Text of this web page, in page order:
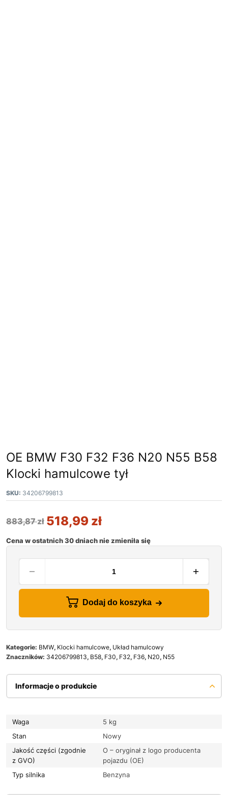
OE BMW F30 F32 F36 N20 N55 B58
Klocki hamulcowe tył
SKU: 34206799813
883,87zł 518,99 zł
Cena w ostatnich 30 dniach nie zmieniła się
Dodaj do koszyka
Kategorie: BMW, Klocki hamulcowe, Układ hamulcowy
Znaczników: 34206799813, B58, F30, F32, F36, N20, N55
Informacje o produkcie
Waga
5 kg
Stan
Nowy
Jakość części (zgodnie
z GVO)
O – oryginał z logo producenta
pojazdu (OE)
Typ silnika
Benzyna